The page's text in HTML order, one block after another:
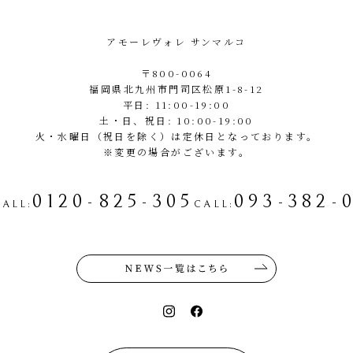
アモーレヴォレ サンマルコ
〒800-0064
福岡県北九州市門司区松原1-8-12
平日: 11:00-19:00
土・日、祝日: 10:00-19:00
火・水曜日（祝日を除く）は定休日となっております。
※変更の場合がございます。
: 0120-825-305 CALL : 093-382-